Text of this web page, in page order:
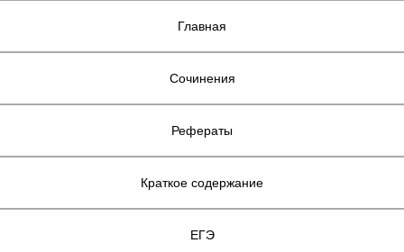
Главная
Сочинения
Рефераты
Краткое содержание
ЕГЭ